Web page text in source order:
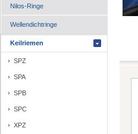
Nilos-Ringe
Wellendichtringe
Keilriemen
SPZ
SPA
SPB
SPC
XPZ